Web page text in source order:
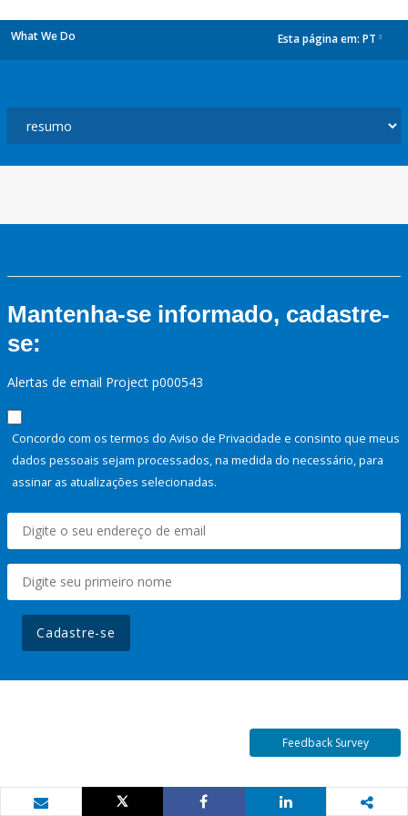
What We Do Esta página em: PT
Mantenha-se informado, cadastre-
se:
Alertas de email Project p000543
Concordo com os termos do Aviso de Privacidade e consinto que meus
dados pessoais sejam processados, na medida do necessário, para
assinar as atualizações selecionadas.
Cadastre-se
Feedback Survey